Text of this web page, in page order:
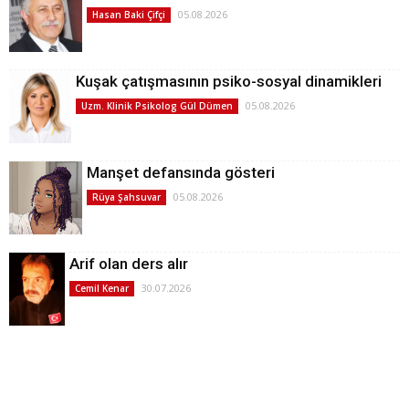
Hasan Baki Çifçi 05.08.2026
Kuşak çatışmasının psiko-sosyal dinamikleri
Uzm. Klinik Psikolog Gül Dümen 05.08.2026
Manşet defansında gösteri
Rüya Şahsuvar 05.08.2026
Arif olan ders alır
Cemil Kenar 30.07.2026